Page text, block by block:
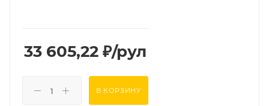
33 605,22 ₽/рул
В КОРЗИНУ